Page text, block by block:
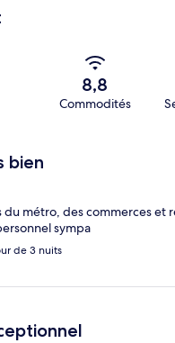
8,8
Commodités
bien
du métro, des commerces et
sympa
de 3 nuits